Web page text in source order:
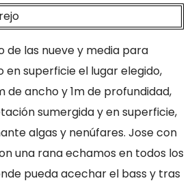
de las nueve y media para
superficie el lugar elegido,
de ancho y 1m de profundidad,
sumergida y en superficie,
algas y nenúfares. Jose con
una rana echamos en todos los
pueda acechar el bass y tras